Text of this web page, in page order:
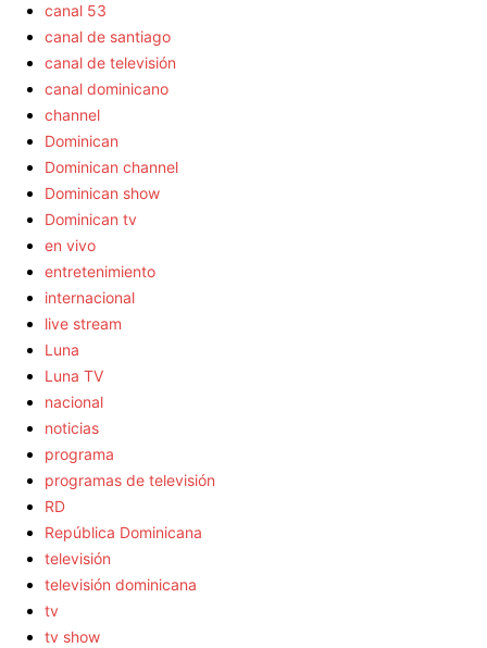
canal 53
canal de santiago
canal de televisión
canal dominicano
channel
Dominican
Dominican channel
Dominican show
Dominican tv
en vivo
entretenimiento
internacional
live stream
Luna
Luna TV
nacional
noticias
programa
programas de televisión
RD
República Dominicana
televisión
televisión dominicana
tv
tv show